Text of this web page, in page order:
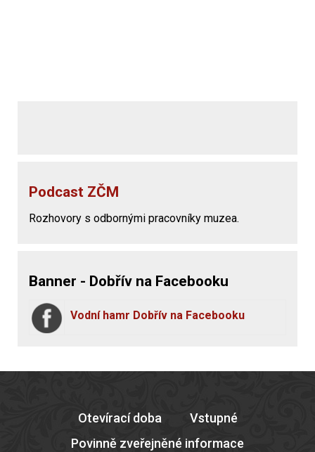
Podcast ZČM
Rozhovory s odbornými pracovníky muzea.
Banner - Dobřív na Facebooku
Vodní hamr Dobřív na Facebooku
Otevírací doba
Vstupné
Povinně zveřejněné informace